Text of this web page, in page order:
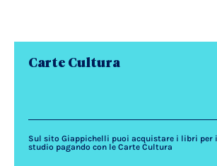
Carte Cultura
Sul sito Giappichelli puoi acquistare i libri per
studio pagando con le Carte Cultura